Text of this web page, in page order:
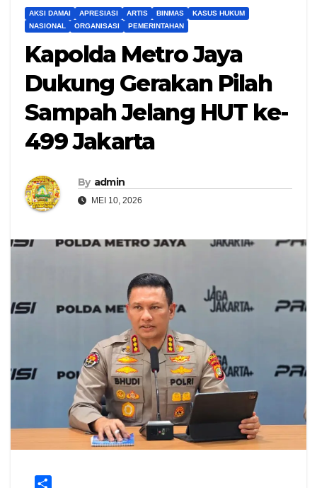
AKSI DAMAI APRESIASI ARTIS BINMAS
KASUS HUKUM
NASIONAL
ORGANISASI PEMERINTAHAN
Kapolda Metro Jaya
Dukung Gerakan Pilah
Sampah Jelang HUT ke-
499 Jakarta
By admin
MEI 10, 2026